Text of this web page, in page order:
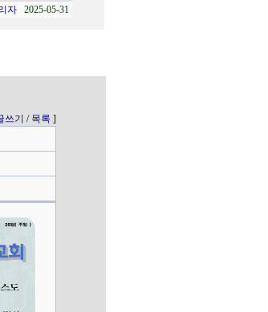
자 2025-05-31
쓰기 / 목록 ]